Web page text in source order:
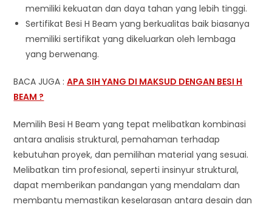
memiliki kekuatan dan daya tahan yang lebih tinggi.
Sertifikat Besi H Beam yang berkualitas baik biasanya
memiliki sertifikat yang dikeluarkan oleh lembaga
yang berwenang.
BACA JUGA :APA SIH YANG DI MAKSUD DENGAN BESI H
BEAM ?
Memilih Besi H Beam yang tepat melibatkan kombinasi
antara analisis struktural, pemahaman terhadap
kebutuhan proyek, dan pemilihan material yang sesuai.
Melibatkan tim profesional, seperti insinyur struktural,
dapat memberikan pandangan yang mendalam dan
membantu memastikan keselarasan antara desain dan